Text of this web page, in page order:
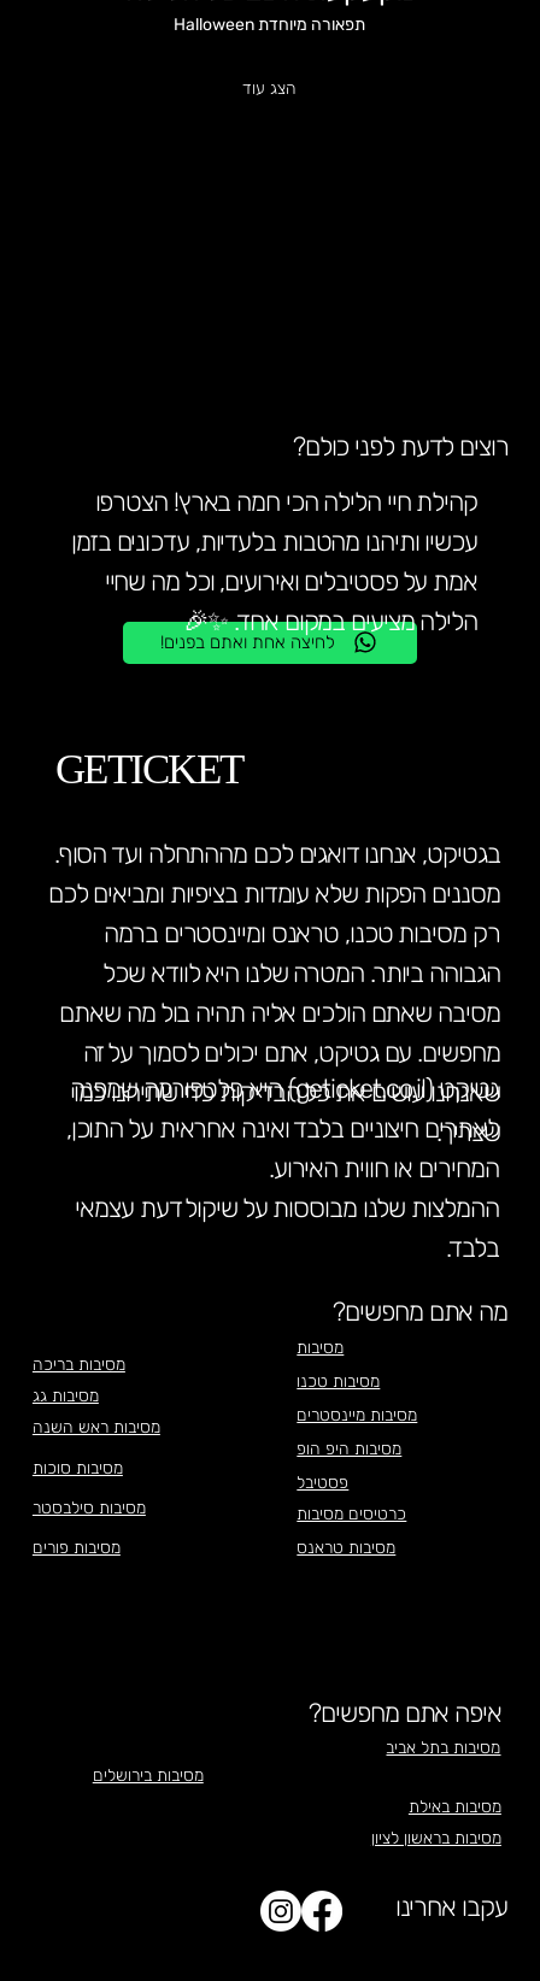
תפאורה מיוחדת Halloween
הצג עוד
מסיבות בריכה
מסיבות גג
מסיבות ראש השנה
מסיבות סוכות
מסיבות סילבסטר
מסיבות פורים
מה אתם מחפשים?
מסיבות
מסיבות טכנו
מסיבות טראנס
מסיבות מיינסטרים
מסיבות היפ הופ
פסטיבל
כרטיסים מסיבות
עקבו אחרינו
איפה אתם מחפשים?
מסיבות בתל אביב
מסיבות בירושלים
מסיבות באילת
מסיבות בראשון לציון
לחיצה אחת ואתם בפנים!
קהילת חיי הלילה הכי חמה בארץ! הצטרפו
עכשיו ותיהנו מהטבות בלעדיות, עדכונים בזמן
אמת על פסטיבלים ואירועים, וכל מה שחיי
הלילה מציעים במקום אחד. ✨🎉
רוצים לדעת לפני כולם?
גטיקט (geticket.co.il) היא פלטפורמה שמפנה
לאתרים חיצוניים בלבד ואינה אחראית על התוכן,
המחירים או חווית האירוע.
ההמלצות שלנו מבוססות על שיקול דעת עצמאי
בלבד.
GETICKET
בגטיקט, אנחנו דואגים לכם מההתחלה ועד הסוף.
מסננים הפקות שלא עומדות בציפיות ומביאים לכם
רק מסיבות טכנו, טראנס ומיינסטרים ברמה
הגבוהה ביותר. המטרה שלנו היא לוודא שכל
מסיבה שאתם הולכים אליה תהיה בול מה שאתם
מחפשים. עם גטיקט, אתם יכולים לסמוך על זה
שאנחנו עושים את כל הבדיקות כדי שתיהנו כמו
שצריך.